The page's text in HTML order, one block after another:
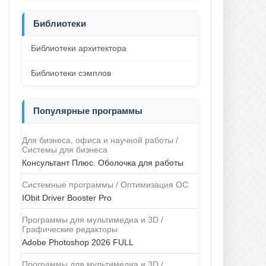
Библиотеки
Библиотеки архитектора
Библиотеки сэмплов
Популярные программы
Для бизнеса, офиса и научной работы /
Системы для бизнеса
Консультант Плюс. Оболочка для работы
Системные программы / Оптимизация ОС
IObit Driver Booster Pro
Программы для мультимедиа и 3D /
Графические редакторы
Adobe Photoshop 2026 FULL